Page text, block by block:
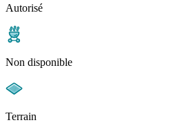
Autorisé
Non disponible
Terrain